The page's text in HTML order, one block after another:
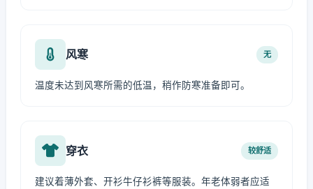
风寒 无
温度未达到风寒所需的低温，稍作防寒准备即可。
穿衣 较舒适
建议着薄外套、开衫牛仔衫裤等服装。年老体弱者应适